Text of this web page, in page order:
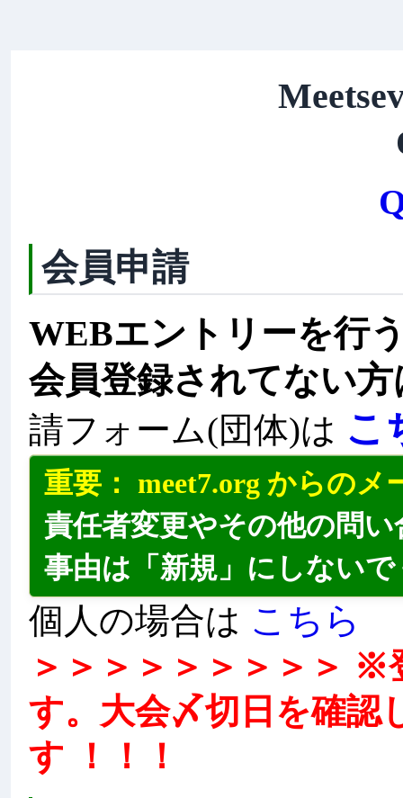
会員申請
WEBエントリーを行
会員登録されてない
請フォーム(団体)は こ
重要： meet7.org からの
責任者変更やその他の問
事由は「新規」にしない
個人の場合は こちら
＞＞＞＞＞＞＞＞＞
す。大会〆切日を確認
す ！！！